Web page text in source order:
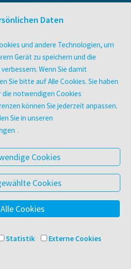
Bindeservice
facultas druckt.
Zeitschriften
Angebote
Über facultas
Kooperationen
& Cookies
AGB
und Buchhandels AG
Daten
und andere Technologien, um
Gerät zu speichern und die
Wenn Sie damit
Sie bitte auf Alle Cookies. Sie haben
die notwendigen Cookies
können Sie jederzeit anpassen.
Sie in unseren
.
Cookies
Cookies
Alle Cookies
Statistik Externe Cookies